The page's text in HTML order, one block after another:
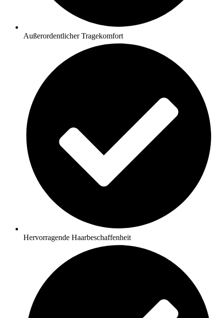
Außerordentlicher Tragekomfort
Hervorragende Haarbeschaffenheit